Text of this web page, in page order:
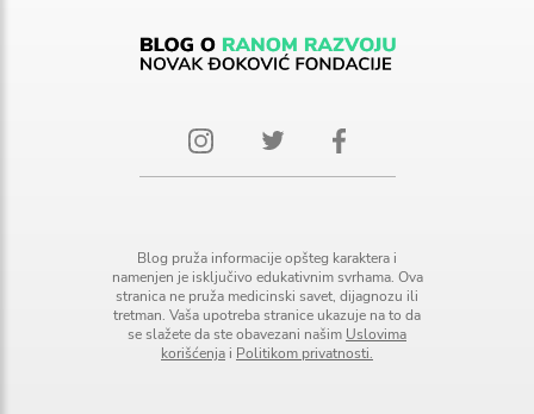
Blog pruža informacije opšteg karaktera i
namenjen je isključivo edukativnim svrhama. Ova
stranica ne pruža medicinski savet, dijagnozu ili
tretman. Vaša upotreba stranice ukazuje na to da
se slažete da ste obavezani našim Uslovima
korišćenja i Politikom privatnosti.